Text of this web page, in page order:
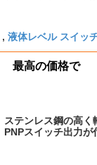
, 液体レベル スイッ
最高の価格で
ステンレス鋼の高
PNPスイッチ出力が